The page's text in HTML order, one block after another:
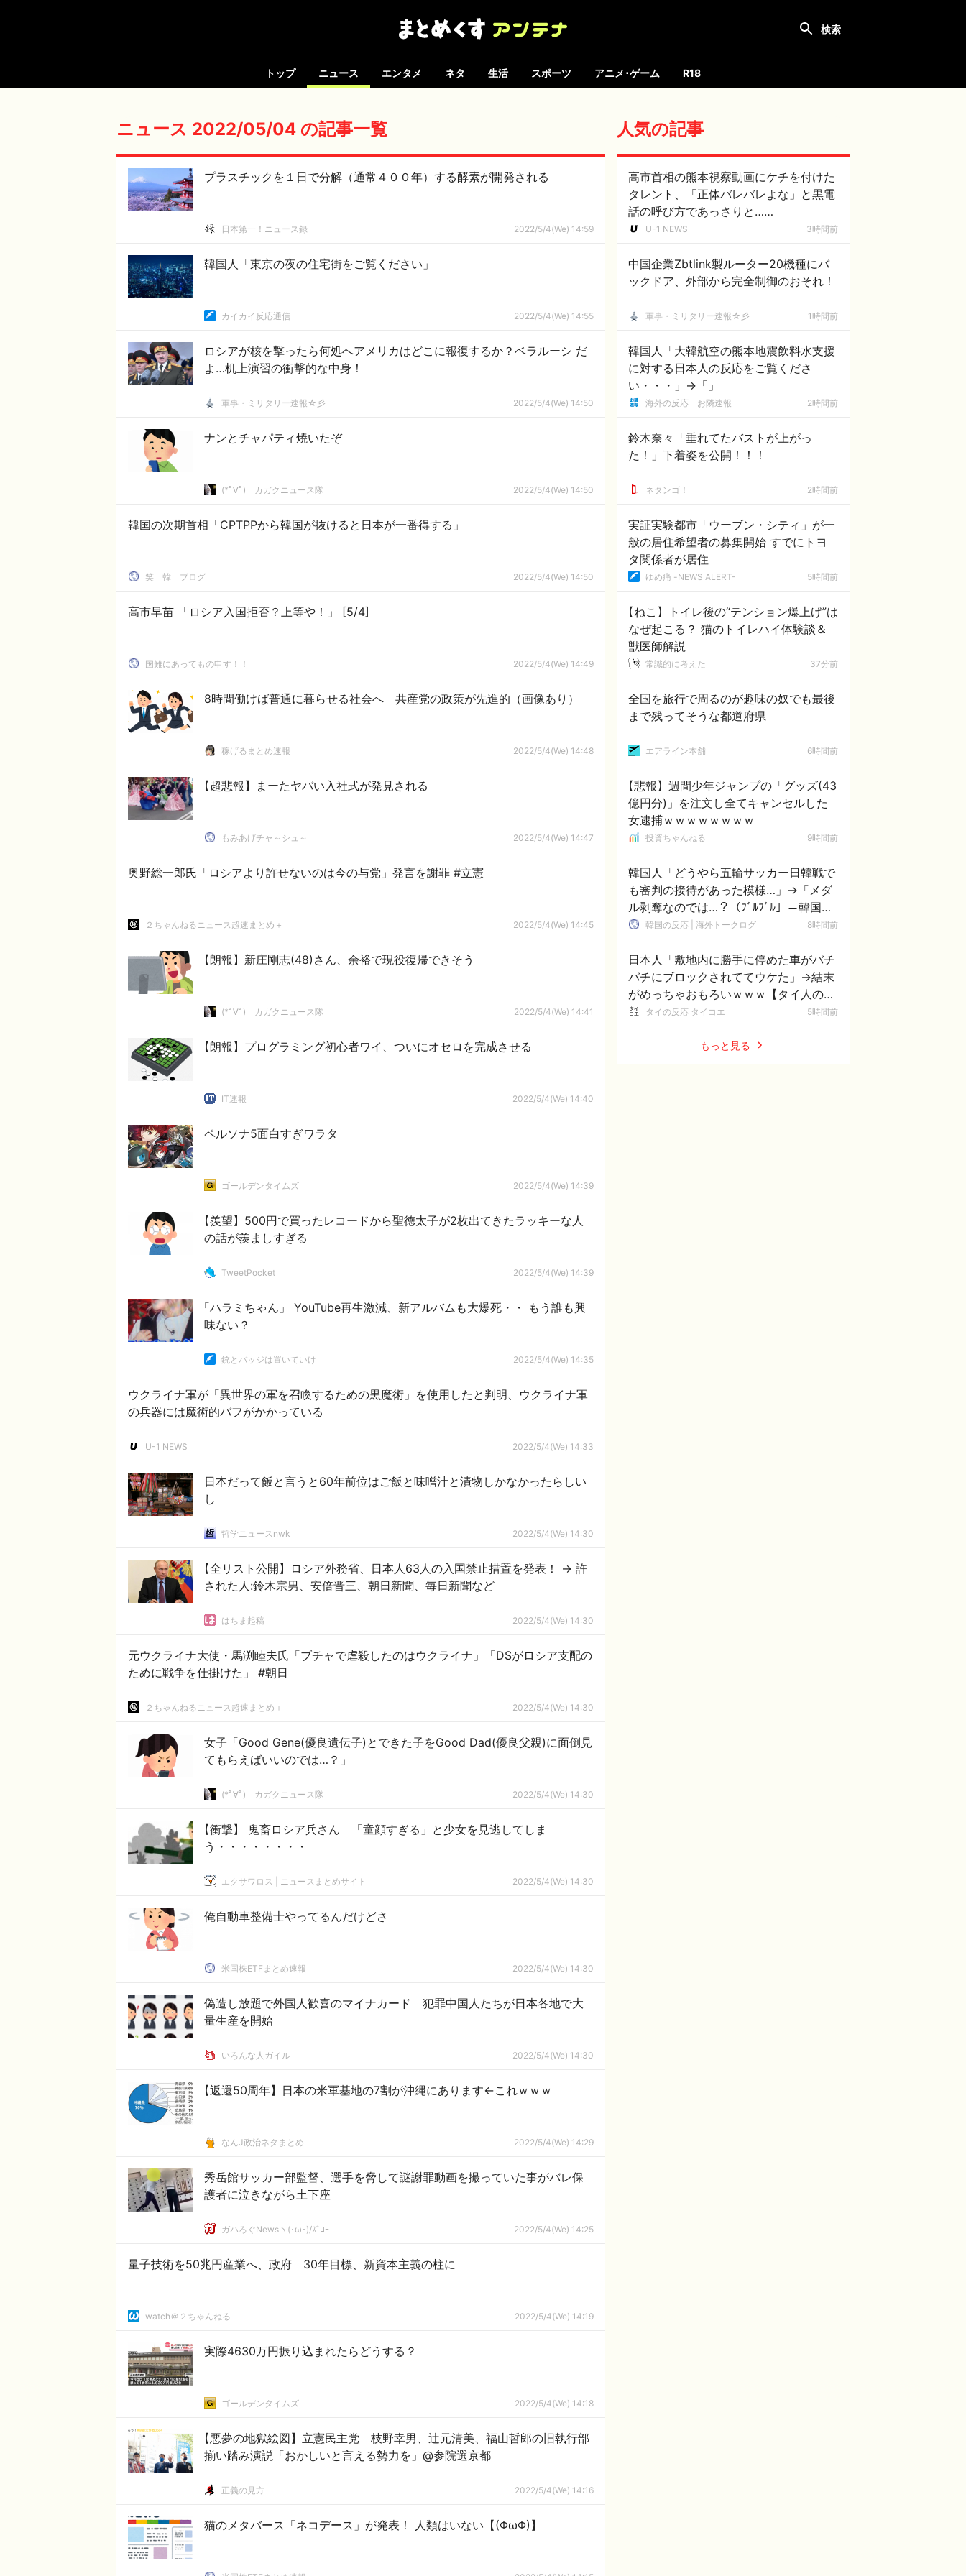
トップ ニュース エンタメ ネタ 生活 スポーツ アニメ･ゲーム R18
ニュース 2022/05/04 の記事一覧
プラスチックを１日で分解（通常４００年）する酵素が開発される
日本第一！ニュース録 2022/5/4(We) 14:59
韓国人「東京の夜の住宅街をご覧ください」
カイカイ反応通信 2022/5/4(We) 14:55
ロシアが核を撃ったら何処へアメリカはどこに報復するか？ベラルーシ だ
よ…机上演習の衝撃的な中身！
軍事・ミリタリー速報☆彡 2022/5/4(We) 14:50
ナンとチャパティ焼いたぞ
(*ﾟ∀ﾟ)ゞカガクニュース隊 2022/5/4(We) 14:50
韓国の次期首相「CPTPPから韓国が抜けると日本が一番得する」
笑 韓 ブログ 2022/5/4(We) 14:50
高市早苗 「ロシア入国拒否？上等や！」 [5/4]
国難にあってもの申す！！ 2022/5/4(We) 14:49
8時間働けば普通に暮らせる社会へ 共産党の政策が先進的（画像あり）
稼げるまとめ速報 2022/5/4(We) 14:48
【超悲報】まーたヤバい入社式が発見される
もみあげチャ～シュ～ 2022/5/4(We) 14:47
奥野総一郎氏「ロシアより許せないのは今の与党」発言を謝罪 #立憲
２ちゃんねるニュース超速まとめ＋ 2022/5/4(We) 14:45
【朗報】新庄剛志(48)さん、余裕で現役復帰できそう
(*ﾟ∀ﾟ)ゞカガクニュース隊 2022/5/4(We) 14:41
【朗報】プログラミング初心者ワイ、ついにオセロを完成させる
IT速報 2022/5/4(We) 14:40
ペルソナ5面白すぎワラタ
ゴールデンタイムズ 2022/5/4(We) 14:39
【羨望】500円で買ったレコードから聖徳太子が2枚出てきたラッキーな人
の話が羨ましすぎる
TweetPocket 2022/5/4(We) 14:39
「ハラミちゃん」 YouTube再生激減、新アルバムも大爆死・・ もう誰も興
味ない？
銃とバッジは置いていけ 2022/5/4(We) 14:35
ウクライナ軍が「異世界の軍を召喚するための黒魔術」を使用したと判明、ウクライナ軍
の兵器には魔術的バフがかかっている
U-1 NEWS 2022/5/4(We) 14:33
日本だって飯と言うと60年前位はご飯と味噌汁と漬物しかなかったらしい
し
哲学ニュースnwk 2022/5/4(We) 14:30
【全リスト公開】ロシア外務省、日本人63人の入国禁止措置を発表！ → 許
された人:鈴木宗男、安倍晋三、朝日新聞、毎日新聞など
はちま起稿 2022/5/4(We) 14:30
元ウクライナ大使・馬渕睦夫氏「ブチャで虐殺したのはウクライナ」「DSがロシア支配の
ために戦争を仕掛けた」 #朝日
２ちゃんねるニュース超速まとめ＋ 2022/5/4(We) 14:30
女子「Good Gene(優良遺伝子)とできた子をGood Dad(優良父親)に面倒見
てもらえばいいのでは…？」
(*ﾟ∀ﾟ)ゞカガクニュース隊 2022/5/4(We) 14:30
【衝撃】 鬼畜ロシア兵さん 「童顔すぎる」と少女を見逃してしま
う・・・・・・・・
エクサワロス | ニュースまとめサイト 2022/5/4(We) 14:30
俺自動車整備士やってるんだけどさ
米国株ETFまとめ速報 2022/5/4(We) 14:30
偽造し放題で外国人歓喜のマイナカード 犯罪中国人たちが日本各地で大
量生産を開始
いろんな人ガイル 2022/5/4(We) 14:30
【返還50周年】日本の米軍基地の7割が沖縄にあります←これｗｗｗ
なんJ政治ネタまとめ 2022/5/4(We) 14:29
秀岳館サッカー部監督、選手を脅して謎謝罪動画を撮っていた事がバレ保
護者に泣きながら土下座
ガハろぐNewsヽ(･ω･)/ｽﾞｺｰ 2022/5/4(We) 14:25
量子技術を50兆円産業へ、政府 30年目標、新資本主義の柱に
watch＠２ちゃんねる 2022/5/4(We) 14:19
実際4630万円振り込まれたらどうする？
ゴールデンタイムズ 2022/5/4(We) 14:18
【悪夢の地獄絵図】立憲民主党 枝野幸男、辻元清美、福山哲郎の旧執行部
揃い踏み演説「おかしいと言える勢力を」@参院選京都
正義の見方 2022/5/4(We) 14:16
猫のメタバース「ネコデース」が発表！ 人類はいない【(ΦωΦ)】
人気の記事
高市首相の熊本視察動画にケチを付けた
タレント、「正体バレバレよな」と黒電
話の呼び方であっさりと……
U-1 NEWS 3時間前
中国企業Zbtlink製ルーター20機種にバ
ックドア、外部から完全制御のおそれ！
軍事・ミリタリー速報☆彡 1時間前
韓国人「大韓航空の熊本地震飲料水支援
に対する日本人の反応をご覧くださ
い・・・」→「」
海外の反応 お隣速報 2時間前
鈴木奈々「垂れてたバストが上がっ
た！」下着姿を公開！！！
ネタンゴ！ 2時間前
実証実験都市「ウーブン・シティ」が一
般の居住希望者の募集開始 すでにトヨ
タ関係者が居住
ゆめ痛 -NEWS ALERT- 5時間前
【ねこ】トイレ後の“テンション爆上げ”は
なぜ起こる？ 猫のトイレハイ体験談＆
獣医師解説
常識的に考えた 37分前
全国を旅行で周るのが趣味の奴でも最後
まで残ってそうな都道府県
エアライン本舗 6時間前
【悲報】週間少年ジャンプの「グッズ(43
億円分)」を注文し全てキャンセルした
女逮捕ｗｗｗｗｗｗｗｗ
投資ちゃんねる 9時間前
韓国人「どうやら五輪サッカー日韓戦で
も審判の接待があった模様…」→「メダ
ル剥奪なのでは…？（ﾌﾞﾙﾌﾞﾙ」＝韓国の
反応韓国の反応 | 海外トークログ 8時間前
日本人「敷地内に勝手に停めた車がバチ
バチにブロックされててウケた」→結末
がめっちゃおもろいｗｗｗ【タイ人の反
応】タイの反応 タイコエ 5時間前
もっと見る